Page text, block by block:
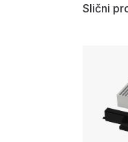
Slični